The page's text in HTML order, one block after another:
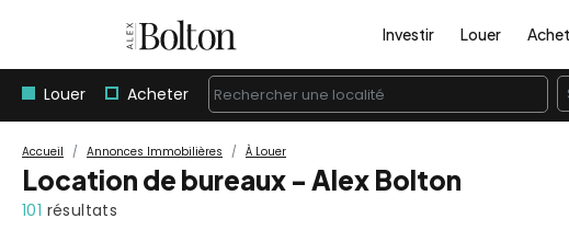
Investir Louer
Louer Acheter Rechercher une localité
Accueil Annonces Immobilières À Louer
Location de bureaux - Alex Bolton
101 résultats